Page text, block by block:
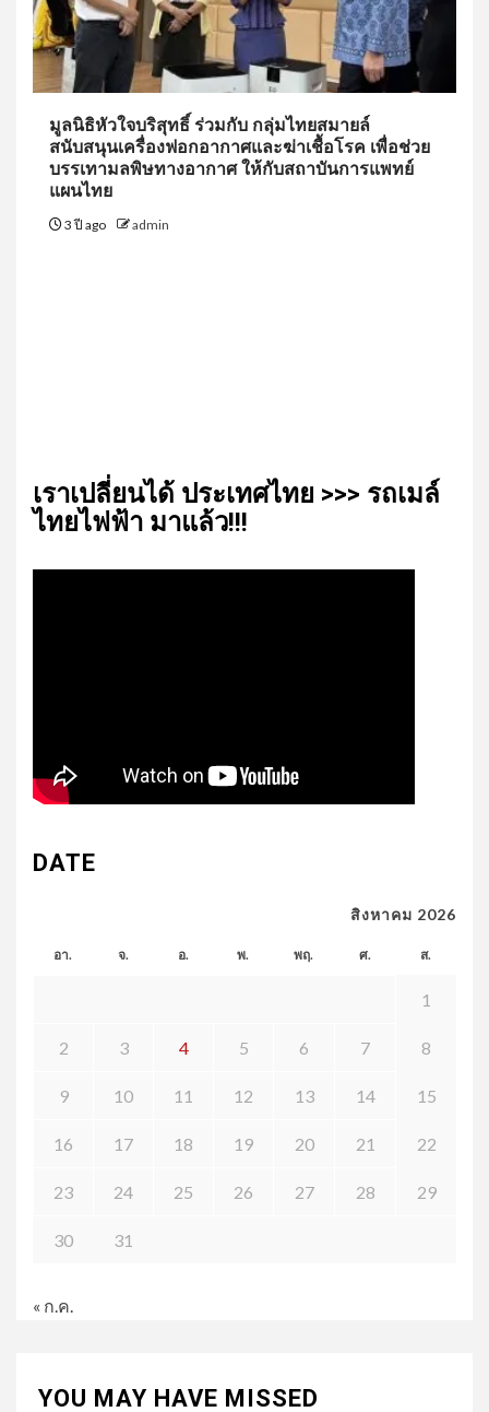
มูลนิธิหัวใจบริสุทธิ์ ร่วมกับ กลุ่มไทยสมายล์
สนับสนุนเครื่องฟอกอากาศและฆ่าเชื้อโรค เพื่อช่วย
บรรเทามลพิษทางอากาศ ให้กับสถาบันการแพทย์
แผนไทย
3 ปี ago admin
เรา​เปลี่ยน​ได้​ ประเทศ​ไทย​ >>> รถเมล์​
ไทย​ไฟฟ้า​ มาแล้ว!!!
DATE
สิงหาคม 2026
อา. จ. อ. พ. พฤ. ศ. ส.
1
2 3 4 5 6 7 8
9 10 11 12 13 14 15
16 17 18 19 20 21 22
23 24 25 26 27 28 29
30 31
« ก.ค.
YOU MAY HAVE MISSED